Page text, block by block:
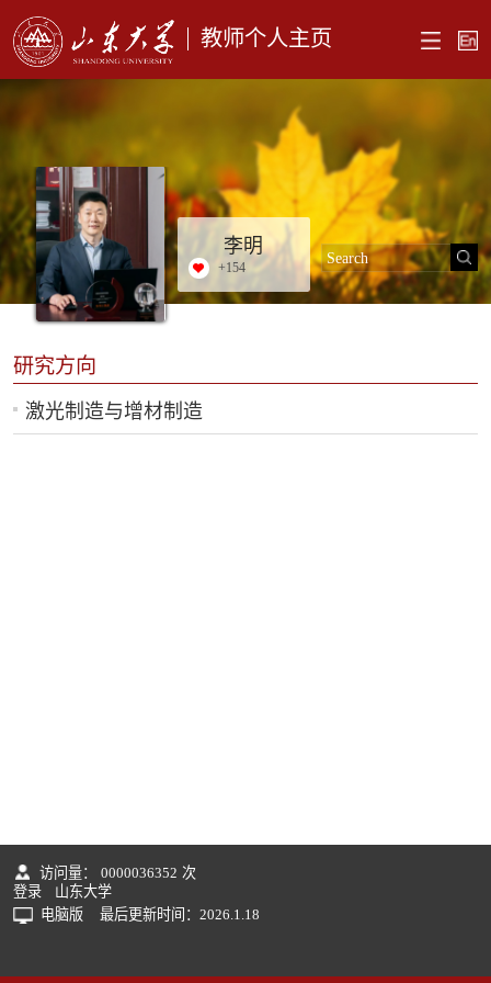
教师个人主页
李明
+154
研究方向
激光制造与增材制造
访问量： 0000036352 次
登录
山东大学
电脑版
最后更新时间： 2026.1.18